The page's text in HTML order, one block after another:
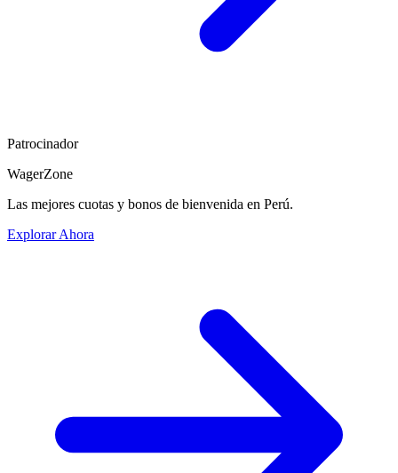
Patrocinador
WagerZone
Las mejores cuotas y bonos de bienvenida en Perú.
Explorar Ahora